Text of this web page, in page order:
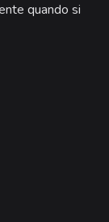
quando si